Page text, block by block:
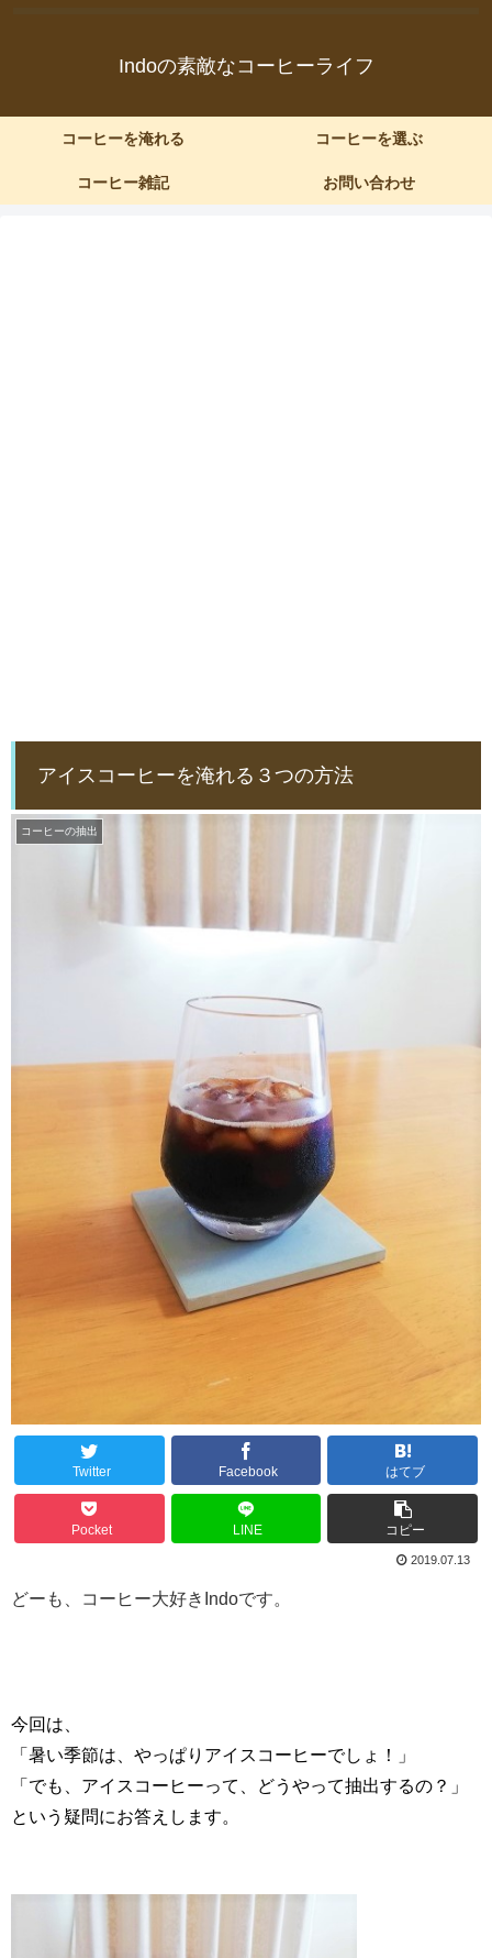
Indoの素敵なコーヒーライフ
コーヒーを淹れる コーヒーを選ぶ
コーヒー雑記 お問い合わせ
アイスコーヒーを淹れる３つの方法
コーヒーの抽出
Twitter Facebook はてブ
Pocket LINE コピー
2019.07.13
どーも、コーヒー大好きIndoです。
今回は、
「暑い季節は、やっぱりアイスコーヒーでしょ！」
「でも、アイスコーヒーって、どうやって抽出するの？」
という疑問にお答えします。